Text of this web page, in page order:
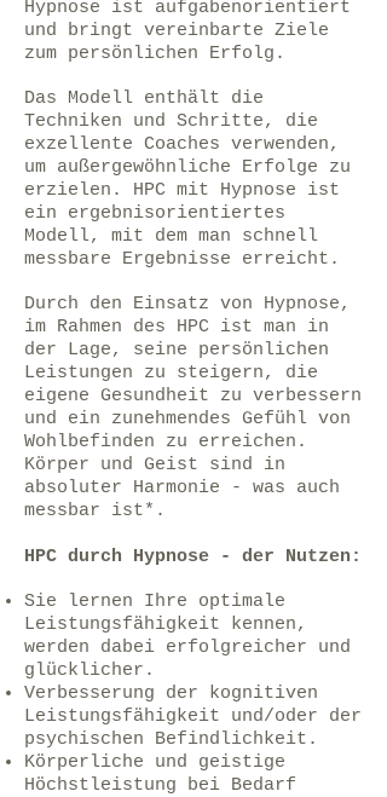
Hypnose ist aufgabenorientiert
und bringt vereinbarte Ziele
zum persönlichen Erfolg.
Das Modell enthält die
Techniken und Schritte, die
exzellente Coaches verwenden,
um außergewöhnliche Erfolge zu
erzielen. HPC mit Hypnose ist
ein ergebnisorientiertes
Modell, mit dem man schnell
messbare Ergebnisse erreicht.
Durch den Einsatz von Hypnose,
im Rahmen des HPC ist man in
der Lage, seine persönlichen
Leistungen zu steigern, die
eigene Gesundheit zu verbessern
und ein zunehmendes Gefühl von
Wohlbefinden zu erreichen.
Körper und Geist sind in
absoluter Harmonie - was auch
messbar ist*.
HPC durch Hypnose - der Nutzen:
Sie lernen Ihre optimale
Leistungsfähigkeit kennen,
werden dabei erfolgreicher und
glücklicher.
Verbesserung der kognitiven
Leistungsfähigkeit und/oder der
psychischen Befindlichkeit.
Körperliche und geistige
Höchstleistung bei Bedarf